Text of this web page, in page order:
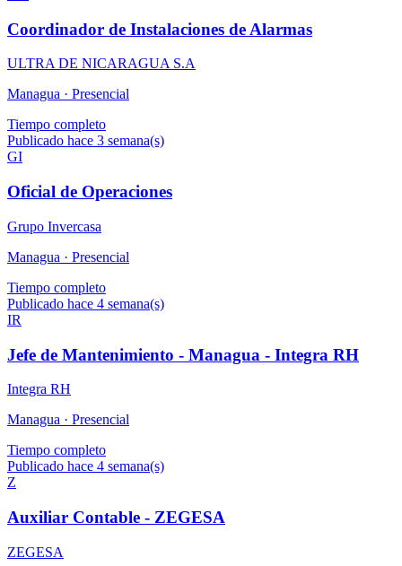
Coordinador de Instalaciones de Alarmas
ULTRA DE NICARAGUA S.A
Managua · Presencial
Tiempo completo
Publicado hace 3 semana(s)
GI
Oficial de Operaciones
Grupo Invercasa
Managua · Presencial
Tiempo completo
Publicado hace 4 semana(s)
IR
Jefe de Mantenimiento - Managua - Integra RH
Integra RH
Managua · Presencial
Tiempo completo
Publicado hace 4 semana(s)
Z
Auxiliar Contable - ZEGESA
ZEGESA